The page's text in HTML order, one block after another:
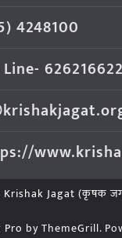
4248100
Krishak Jagat (कृषक
by ThemeGrill.